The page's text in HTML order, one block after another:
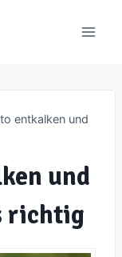
entkalken und
und
richtig